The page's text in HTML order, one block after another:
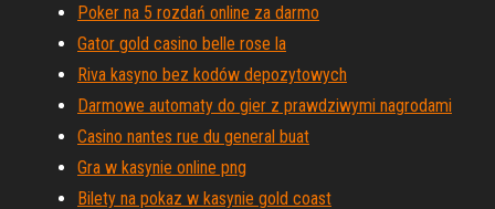
Poker na 5 rozdań online za darmo
Gator gold casino belle rose la
Riva kasyno bez kodów depozytowych
Darmowe automaty do gier z prawdziwymi nagrodami
Casino nantes rue du general buat
Gra w kasynie online png
Bilety na pokaz w kasynie gold coast